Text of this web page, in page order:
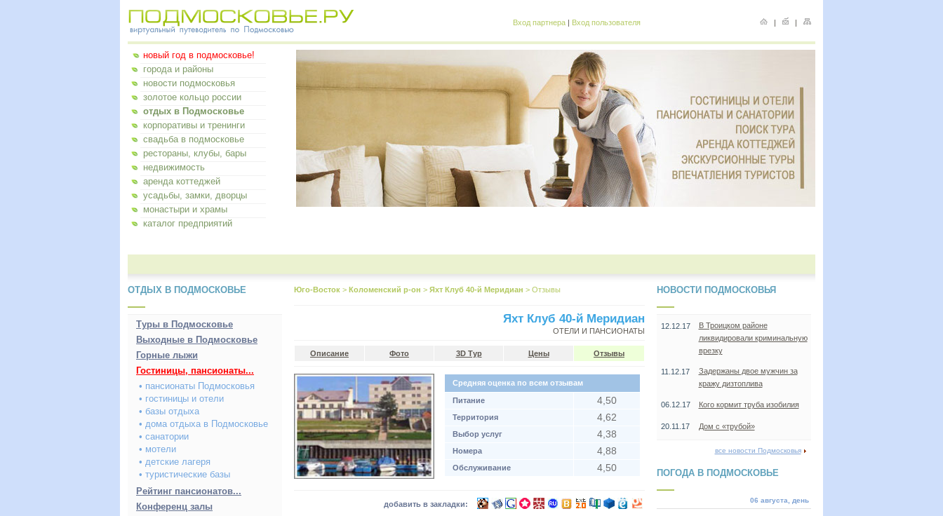
Вход партнера | Вход пользователя | |
новый год в подмосковье!
города и районы
новости подмосковья
золотое кольцо россии
отдых в Подмосковье
корпоративы и тренинги
свадьба в подмосковье
рестораны, клубы, бары
недвижимость
аренда коттеджей
усадьбы, замки, дворцы
монастыри и храмы
каталог предприятий
ОТДЫХ В ПОДМОСКОВЬЕ
Туры в Подмосковье
Выходные в Подмосковье
Горные лыжи
Гостиницы, пансионаты...
• пансионаты Подмосковья
• гостиницы и отели
• базы отдыха
• дома отдыха в Подмосковье
• санатории
• мотели
• детские лагеря
• туристические базы
Рейтинг пансионатов...
Конференц залы
Юго-Восток > Коломенский р-он > Яхт Клуб 40-й Меридиан > Отзывы
Яхт Клуб 40-й Меридиан
ОТЕЛИ И ПАНСИОНАТЫ
Описание Фото 3D Тур Цены Отзывы
Средняя оценка по всем отзывам
Питание 4,50
Территория 4,62
Выбор услуг 4,38
Номера 4,88
Обслуживание 4,50
добавить в закладки:
НОВОСТИ ПОДМОСКОВЬЯ
12.12.17
В Троицком районе
ликвидировали криминальную
врезку
11.12.17
Задержаны двое мужчин за
кражу дизтоплива
06.12.17 Кого кормит труба изобилия
20.11.17 Дом с «трубой»
все новости Подмосковья
ПОГОДА В ПОДМОСКОВЬЕ
06 августа, день